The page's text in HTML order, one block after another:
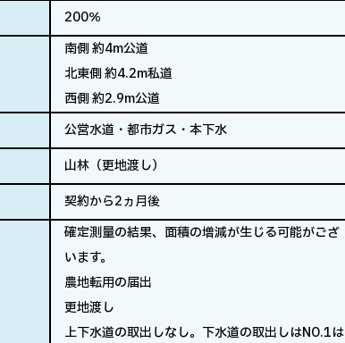
200％
南側 約4m公道
北東側 約4.2m私道
西側 約2.9m公道
公営水道・都市ガス・本下水
山林（更地渡し）
契約から2ヵ月後
確定測量の結果、面積の増減が生じる可能がござ
います。
農地転用の届出
更地渡し
上下水道の取出しなし。下水道の取出しはNO.1は